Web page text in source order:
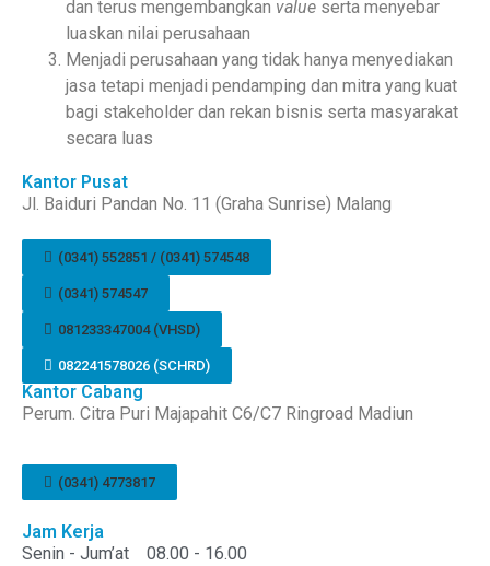
dan terus mengembangkan value serta menyebar
luaskan nilai perusahaan
Menjadi perusahaan yang tidak hanya menyediakan
jasa tetapi menjadi pendamping dan mitra yang kuat
bagi stakeholder dan rekan bisnis serta masyarakat
secara luas
Kantor Pusat
Jl. Baiduri Pandan No. 11 (Graha Sunrise) Malang
(0341) 552851 / (0341) 574548
(0341) 574547
081233347004 (VHSD)
082241578026 (SCHRD)
Kantor Cabang
Perum. Citra Puri Majapahit C6/C7 Ringroad Madiun
(0341) 4773817
Jam Kerja
Senin - Jum’at
08.00 - 16.00